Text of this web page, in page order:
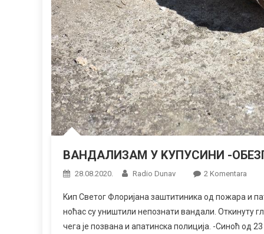
ВАНДАЛИЗАМ У KУПУСИНИ -
28.08.2020. Radio Dunav 2 Komentara
У
-
Kип Светог Флоријана заштитиника од пожара и
ноћас су уништили непознати вандали. Откинуту
чега је позвана и апатинска полиција. -Синоћ од